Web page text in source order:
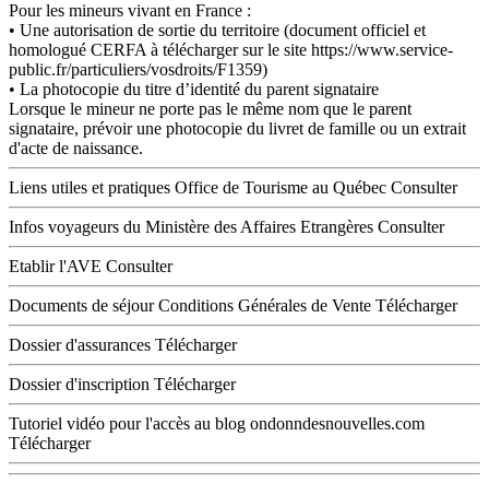
Pour les mineurs vivant en France :
• Une autorisation de sortie du territoire (document officiel et
homologué CERFA à télécharger sur le site https://www.service-
public.fr/particuliers/vosdroits/F1359)
• La photocopie du titre d’identité du parent signataire
Lorsque le mineur ne porte pas le même nom que le parent
signataire, prévoir une photocopie du livret de famille ou un extrait
d'acte de naissance.
Liens utiles et pratiques Office de Tourisme au Québec Consulter
Infos voyageurs du Ministère des Affaires Etrangères Consulter
Etablir l'AVE Consulter
Documents de séjourConditions Générales de Vente Télécharger
Dossier d'assurances Télécharger
Dossier d'inscription Télécharger
Tutoriel vidéo pour l'accès au blog ondonndesnouvelles.com
Télécharger